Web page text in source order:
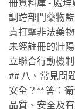
調跨部門藥物
責打擊非法藥
未經註冊的壯
立聯合行動機
## 八、常見問
安全？** 答：
品質、安全及